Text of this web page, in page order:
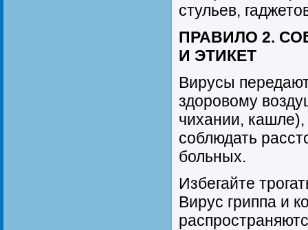
стульев,
ПРАВИЛО 2.
И ЭТИКЕТ
Вирусы
здоровому
чихании,
соблюдать
больных.
Избегайте
Вирус гриппа и